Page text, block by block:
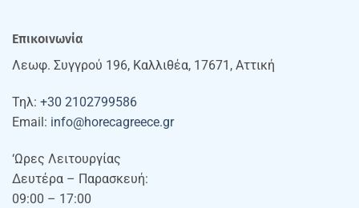
Επικοινωνία
Λεωφ. Συγγρού 196, Καλλιθέα, 17671, Αττική
Τηλ: +30 2102799586
Email: info@horecagreece.gr
‘Ωρες Λειτουργίας
Δευτέρα – Παρασκευή:
09:00 – 17:00